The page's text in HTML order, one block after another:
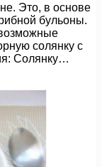
Это, в основе
бульоны.
солянку с
Солянку…